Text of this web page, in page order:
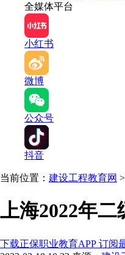
全媒体平台
小红书
微博
公众号
抖音
当前位置： 建设工程教育网 >
上海2022年
下载正保职业教育APP 订阅